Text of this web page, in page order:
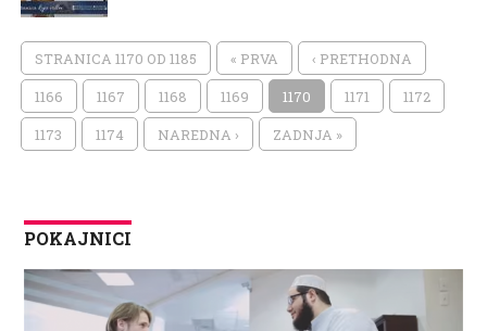
STRANICA 1170 OD 1185 « PRVA ‹ PRETHODNA
1166 1167 1168 1169 1170 1171 1172
1173 1174 NAREDNA › ZADNJA »
POKAJNICI